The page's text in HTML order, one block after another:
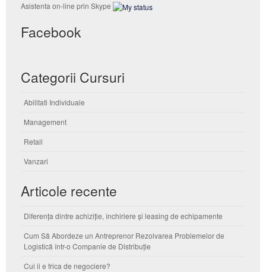
Asistenta on-line prin Skype
Facebook
Categorii Cursuri
Abilitati Individuale
Management
Retail
Vanzari
Articole recente
Diferența dintre achiziție, închiriere și leasing de echipamente
Cum Să Abordeze un Antreprenor Rezolvarea Problemelor de
Logistică într-o Companie de Distribuție
Cui ii e frica de negociere?